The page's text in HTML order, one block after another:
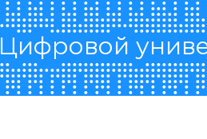
Цифровой